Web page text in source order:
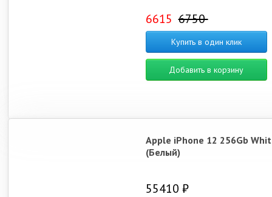
6615 6750
Купить в один клик
Добавить в корзину
Apple iPhone 12 256Gb
(Белый)
55410 ₽